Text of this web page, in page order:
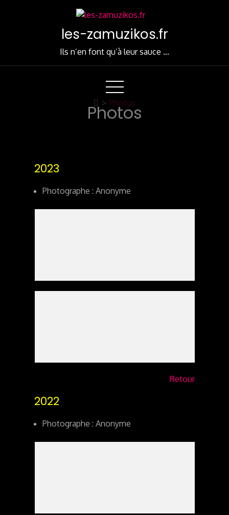
les-zamuzikos.fr
Ils n’en font qu’à leur sauce …
Photos
> Photos
2023
Photographe : Anonyme
Retour
2022
Photographe : Anonyme